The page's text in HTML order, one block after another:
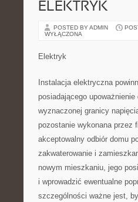
ELEKTRYK
POSTED BY ADMIN
WYŁĄCZONA
Elektryk
Instalacja elektryczna
posiadającego
wyznaczonej granicy
pozostanie wykonana przez
akceptowalny odbiór domu
zakwaterowanie i
nowym mieszkaniu, jego
i wprowadzić ewentualne
szczególności ważne jest,